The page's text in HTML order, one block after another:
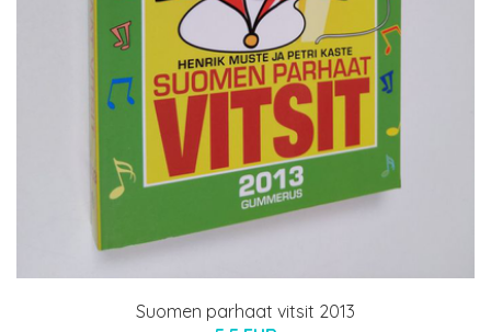
Suomen parhaat vitsit 2013